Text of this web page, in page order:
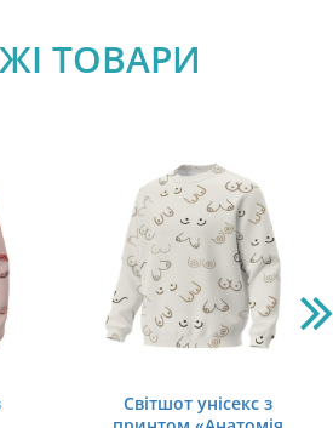
ТОВАРИ
Світшот унісекс з